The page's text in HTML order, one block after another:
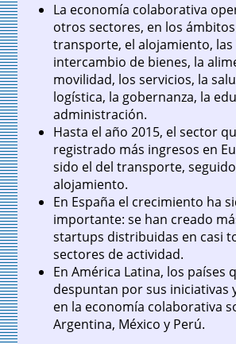
La economía colaborativa
otros sectores, en los
transporte, el alojamiento, las
intercambio de bienes, la
movilidad, los servicios, la
logística, la gobernanza, la
administración.
Hasta el año 2015, el sector
registrado más ingresos en
sido el del transporte,
alojamiento.
En España el crecimiento ha
importante: se han creado
startups distribuidas en casi
sectores de actividad.
En América Latina, los países
despuntan por sus iniciativas
en la economía colaborativa
Argentina, México y Perú.